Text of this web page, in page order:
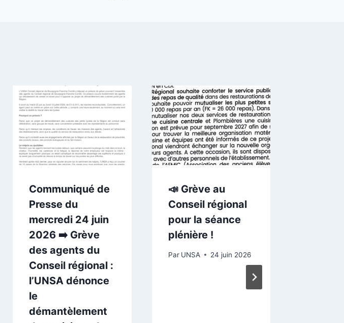
Communiqué de
Presse du
mercredi 24 juin
2026 ➡️ Grève
des agents du
Conseil régional :
l’UNSA dénonce
le
démantèlement
📣 Grève au
Conseil régional
pour la séance
plénière !
Par UNSA 24 juin 2026